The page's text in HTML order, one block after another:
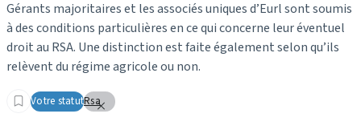
Gérants majoritaires et les associés uniques d’Eurl sont soumis
à des conditions particulières en ce qui concerne leur éventuel
droit au RSA. Une distinction est faite également selon qu’ils
relèvent du régime agricole ou non.
Votre statutRsa